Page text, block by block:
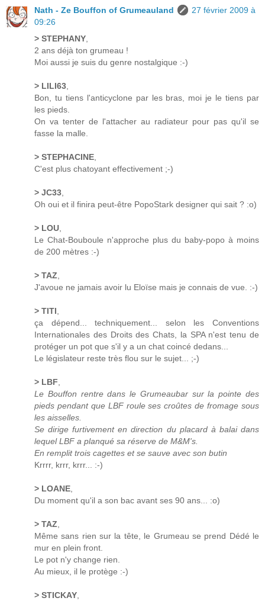
Nath - Ze Bouffon of Grumeauland
27 février 2009 à
09:26
> STEPHANY,
2 ans déjà ton grumeau !
Moi aussi je suis du genre nostalgique :-)
> LILI63,
Bon, tu tiens l'anticyclone par les bras, moi je le tiens par
les pieds.
On va tenter de l'attacher au radiateur pour pas qu'il se
fasse la malle.
> STEPHACINE,
C'est plus chatoyant effectivement ;-)
> JC33,
Oh oui et il finira peut-être PopoStark designer qui sait ? :o)
> LOU,
Le Chat-Bouboule n'approche plus du baby-popo à moins
de 200 mètres :-)
> TAZ,
J'avoue ne jamais avoir lu Eloïse mais je connais de vue. :-)
> TITI,
ça dépend... techniquement... selon les Conventions
Internationales des Droits des Chats, la SPA n'est tenu de
protéger un pot que s'il y a un chat coincé dedans...
Le législateur reste très flou sur le sujet... ;-)
> LBF,
Le Bouffon rentre dans le Grumeaubar sur la pointe des
pieds pendant que LBF roule ses croûtes de fromage sous
les aisselles.
Se dirige furtivement en direction du placard à balai dans
lequel LBF a planqué sa réserve de M&M's.
En remplit trois cagettes et se sauve avec son butin
Krrrr, krrr, krrr... :-)
> LOANE,
Du moment qu'il a son bac avant ses 90 ans... :o)
> TAZ,
Même sans rien sur la tête, le Grumeau se prend Dédé le
mur en plein front.
Le pot n'y change rien.
Au mieux, il le protège :-)
> STICKAY,